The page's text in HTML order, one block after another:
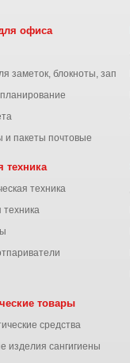
офиса
заметок, блокноты,
и пакеты почтовые
техника
техника
техника
товары
средства
изделия сангигиены